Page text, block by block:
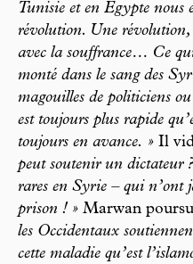
Tunisie et en Égypte nous
révolution. Une révolution,
avec la souffrance… Ce qui
monté dans le sang des
magouilles de politiciens
est toujours plus rapide
toujours en avance. » Il
peut soutenir un dictateur
rares en Syrie – qui n’ont
prison ! » Marwan
les Occidentaux
cette maladie qu’est